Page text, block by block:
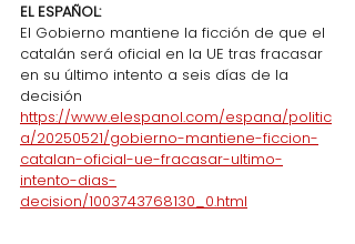
EL ESPAÑOL:
El Gobierno mantiene la ficción de que el
catalán será oficial en la UE tras fracasar
en su último intento a seis días de la
decisión
https://www.elespanol.com/espana/politic
a/20250521/gobierno-mantiene-ficcion-
catalan-oficial-ue-fracasar-ultimo-
intento-dias-
decision/1003743768130_0.html